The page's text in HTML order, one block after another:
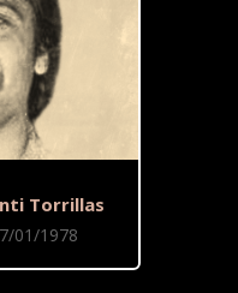
Torrillas
01/1978